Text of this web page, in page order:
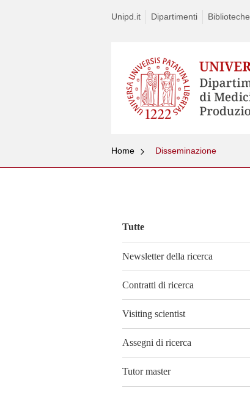
Unipd.it Dipartimenti Biblioteche
Home Disseminazione
Tutte
Newsletter della ricerca
Contratti di ricerca
Visiting scientist
Assegni di ricerca
Tutor master